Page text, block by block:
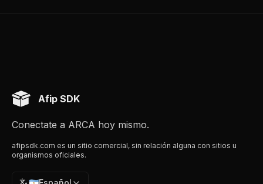
Afip SDK
Conectate a ARCA hoy mismo.
afipsdk.com es un sitio comercial, sin relación alguna con sitios u
organismos oficiales.